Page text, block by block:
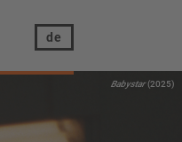
de
Babystar(2025)